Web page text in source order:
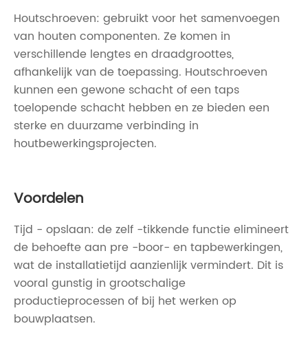
Houtschroeven: gebruikt voor het samenvoegen
van houten componenten. Ze komen in
verschillende lengtes en draadgroottes,
afhankelijk van de toepassing. Houtschroeven
kunnen een gewone schacht of een taps
toelopende schacht hebben en ze bieden een
sterke en duurzame verbinding in
houtbewerkingsprojecten.
Voordelen
Tijd - opslaan: de zelf -tikkende functie elimineert
de behoefte aan pre -boor- en tapbewerkingen,
wat de installatietijd aanzienlijk vermindert. Dit is
vooral gunstig in grootschalige
productieprocessen of bij het werken op
bouwplaatsen.